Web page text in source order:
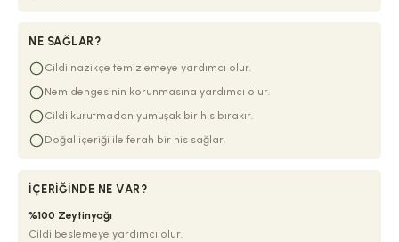
NE SAĞLAR?
Cildi nazikçe temizlemeye yardımcı olur.
Nem dengesinin korunmasına yardımcı olur.
Cildi kurutmadan yumuşak bir his bırakır.
Doğal içeriği ile ferah bir his sağlar.
İÇERIĞINDE NE VAR?
%100 Zeytinyağı
Cildi beslemeye yardımcı olur.